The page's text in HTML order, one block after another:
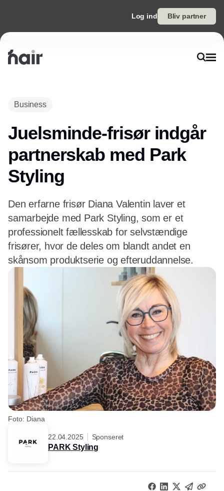
Log ind Bliv partner
Business
Juelsminde-frisør indgår
partnerskab med Park
Styling
Den erfarne frisør Diana Valentin laver et
samarbejde med Park Styling, som er et
professionelt fællesskab for selvstændige
frisører, hvor de deles om blandt andet en
skånsom produktserie og efteruddannelse.
Foto: Diana
22.04.2025 Sponseret
PARK Styling